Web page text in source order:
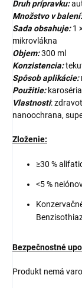
Druh prípravku:
Množstvo v balení:
Sada obsahuje:1
mikrovlákna
Objem:300 ml
Konzistencia:
Spôsob aplikácie:
Použitie:
Vlastnosti:
nanoochrana,
Zloženie:
≥30 %
<5 %
Bezpečnostné
Produkt nemá